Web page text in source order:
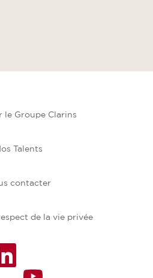
le Groupe Clarins
Talents
contacter
de la vie privée